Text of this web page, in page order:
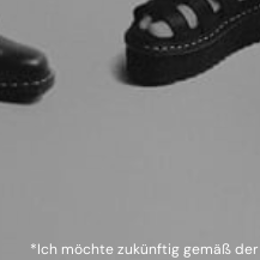
*Ich möchte zukünftig gemäß der